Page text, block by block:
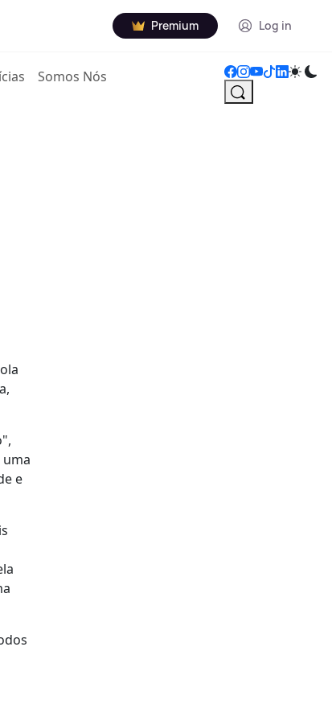
Premium Log in
Somos Nós
e